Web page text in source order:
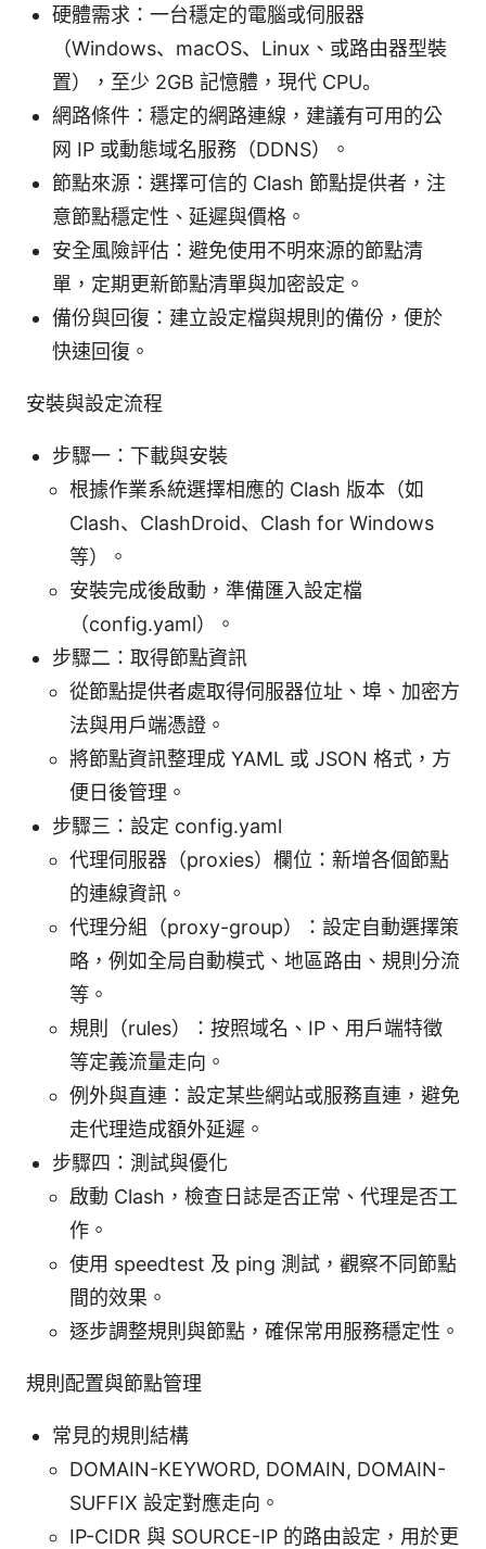
硬體需求：一台穩定的電腦或伺服器
（Windows、macOS、Linux、或路由器型裝
置），至少 2GB 記憶體，現代 CPU。
網路條件：穩定的網路連線，建議有可用的公
网 IP 或動態域名服務（DDNS）。
節點來源：選擇可信的 Clash 節點提供者，注
意節點穩定性、延遲與價格。
安全風險評估：避免使用不明來源的節點清
單，定期更新節點清單與加密設定。
備份與回復：建立設定檔與規則的備份，便於
快速回復。
安裝與設定流程
步驟一：下載與安裝
根據作業系統選擇相應的 Clash 版本（如
Clash、ClashDroid、Clash for Windows
等）。
安裝完成後啟動，準備匯入設定檔
（config.yaml）。
步驟二：取得節點資訊
從節點提供者處取得伺服器位址、埠、加密方
法與用戶端憑證。
將節點資訊整理成 YAML 或 JSON 格式，方
便日後管理。
步驟三：設定 config.yaml
代理伺服器（proxies）欄位：新增各個節點
的連線資訊。
代理分組（proxy-group）：設定自動選擇策
略，例如全局自動模式、地區路由、規則分流
等。
規則（rules）：按照域名、IP、用戶端特徵
等定義流量走向。
例外與直連：設定某些網站或服務直連，避免
走代理造成額外延遲。
步驟四：測試與優化
啟動 Clash，檢查日誌是否正常、代理是否工
作。
使用 speedtest 及 ping 測試，觀察不同節點
間的效果。
逐步調整規則與節點，確保常用服務穩定性。
規則配置與節點管理
常見的規則結構
DOMAIN-KEYWORD, DOMAIN, DOMAIN-
SUFFIX 設定對應走向。
IP-CIDR 與 SOURCE-IP 的路由設定，用於更